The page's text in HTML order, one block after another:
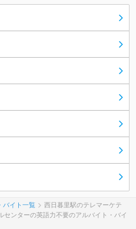
バイト一覧
西日暮里駅のテレマーケテ
センターの英語力不要のアルバイト・バイ